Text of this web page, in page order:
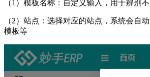
（1）模板名称：自定义输入，用于辨别
（2）站点：选择对应的站点，系统会自
模板等